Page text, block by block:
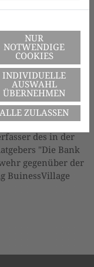
des in der
"Die Bank
gegenüber der
BuinessVillage
NUR
NOTWENDIGE
COOKIES
INDIVIDUELLE
AUSWAHL
ÜBERNEHMEN
ALLE ZULASSEN